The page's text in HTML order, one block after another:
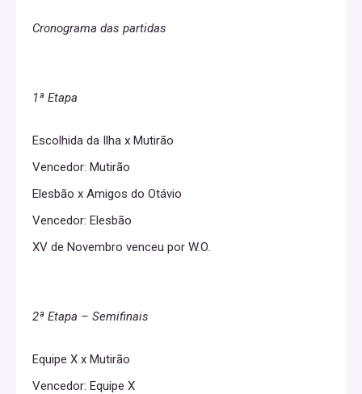
Cronograma das partidas
1ª Etapa
Escolhida da Ilha x Mutirão
Vencedor: Mutirão
Elesbão x Amigos do Otávio
Vencedor: Elesbão
XV de Novembro venceu por W.O.
2ª Etapa – Semifinais
Equipe X x Mutirão
Vencedor: Equipe X